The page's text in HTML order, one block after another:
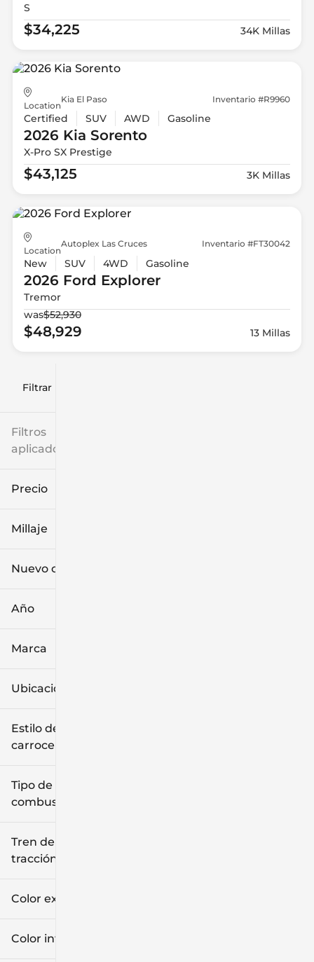
Filtrar por
Filtros
aplicados
Precio
Millaje
Nuevo o usado
Año
Marca
Ubicación
Estilo de
carrocería
Tipo de
combustible
Tren de
tracción
Color exterior
Color interior
S
$34,225 34K Millas
Location
Kia El Paso Inventario #R9960
Certified SUV AWD Gasoline
2026 Kia Sorento
X-Pro SX Prestige
$43,125 3K Millas
Location
Autoplex Las Cruces Inventario #FT30042
New SUV 4WD Gasoline
2026 Ford Explorer
Tremor
was$52,930
$48,929 13 Millas